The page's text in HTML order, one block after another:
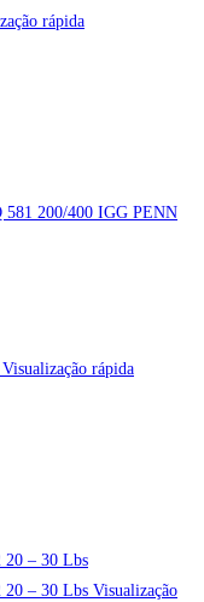
rápida
Visualização rápida
Visualização